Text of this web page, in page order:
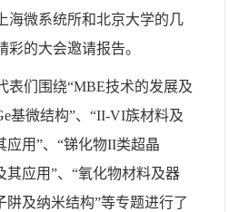
海微系统所和北京大学的几
的大会邀请报告。
表们围绕“MBE技术的发展及
基微结构”、“II-VI族材料及
应用”、“锑化物II类超晶
其应用”、“氧化物材料及器
阱及纳米结构”等专题进行了